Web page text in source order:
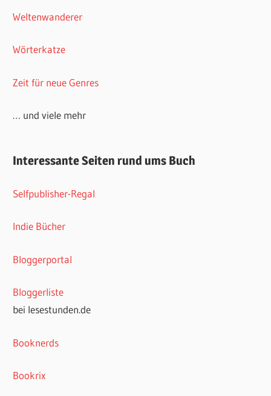
Weltenwanderer
Wörterkatze
Zeit für neue Genres
… und viele mehr
Interessante Seiten rund ums Buch
Selfpublisher-Regal
Indie Bücher
Bloggerportal
Bloggerliste
bei lesestunden.de
Booknerds
Bookrix